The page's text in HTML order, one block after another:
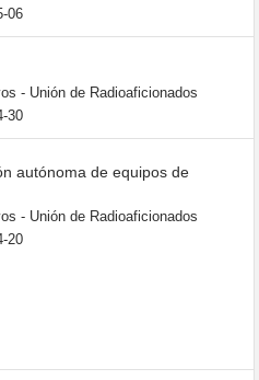
06
- Unión de Radioaficionados
30
autónoma de equipos de
- Unión de Radioaficionados
20